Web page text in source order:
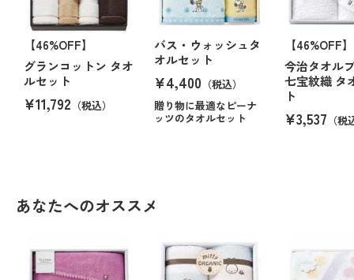
【46%OFF】
グランコットン タオ
ルセット
¥11,792 （税込）
バス・ウォッシュタ
オルセット
¥4,400 （税込）
贈り物に最適なピーナ
ッツのタオルセット
【46%OFF】
今治タオル
七宝紋織 タ
ト
¥3,537 （税
あなたへのオススメ